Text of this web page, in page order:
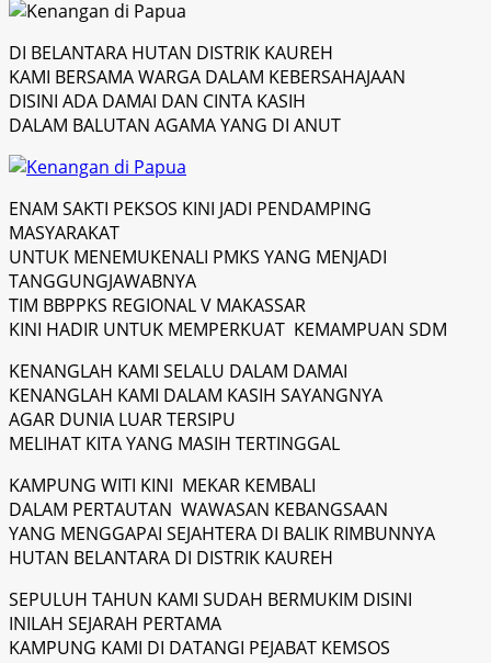
DI BELANTARA HUTAN DISTRIK KAUREH
KAMI BERSAMA WARGA DALAM KEBERSAHAJAAN
DISINI ADA DAMAI DAN CINTA KASIH
DALAM BALUTAN AGAMA YANG DI ANUT
ENAM SAKTI PEKSOS KINI JADI PENDAMPING
MASYARAKAT
UNTUK MENEMUKENALI PMKS YANG MENJADI
TANGGUNGJAWABNYA
TIM BBPPKS REGIONAL V MAKASSAR
KINI HADIR UNTUK MEMPERKUAT KEMAMPUAN SDM
KENANGLAH KAMI SELALU DALAM DAMAI
KENANGLAH KAMI DALAM KASIH SAYANGNYA
AGAR DUNIA LUAR TERSIPU
MELIHAT KITA YANG MASIH TERTINGGAL
KAMPUNG WITI KINI MEKAR KEMBALI
DALAM PERTAUTAN WAWASAN KEBANGSAAN
YANG MENGGAPAI SEJAHTERA DI BALIK RIMBUNNYA
HUTAN BELANTARA DI DISTRIK KAUREH
SEPULUH TAHUN KAMI SUDAH BERMUKIM DISINI
INILAH SEJARAH PERTAMA
KAMPUNG KAMI DI DATANGI PEJABAT KEMSOS